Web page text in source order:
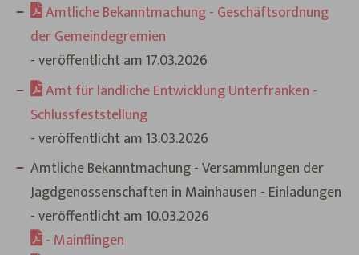
Amtliche Bekanntmachung - Geschäftsordnung
der Gemeindegremien
- veröffentlicht am 17.03.2026
Amt für ländliche Entwicklung Unterfranken -
Schlussfeststellung
- veröffentlicht am 13.03.2026
Amtliche Bekanntmachung - Versammlungen der
Jagdgenossenschaften in Mainhausen - Einladungen
- veröffentlicht am 10.03.2026
- Mainflingen